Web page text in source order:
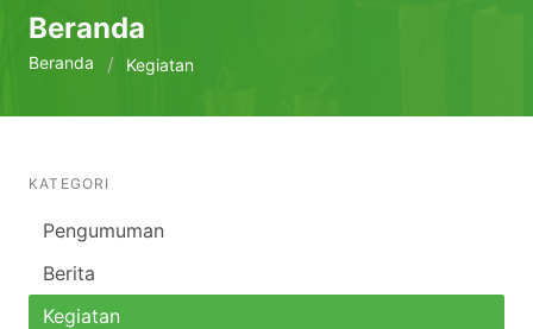
Beranda
Beranda Kegiatan
KATEGORI
Pengumuman
Berita
Kegiatan